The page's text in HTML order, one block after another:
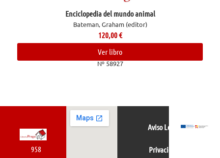
Enciclopedia del mundo animal
Bateman, Graham (editor)
120,00€
Ver libro
Nº 58927
958
Aviso Legal
Privacidad